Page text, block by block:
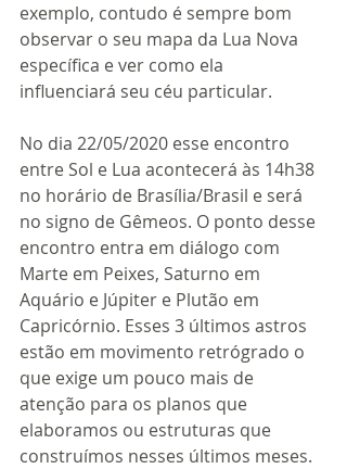
exemplo, contudo é sempre bom
observar o seu mapa da Lua Nova
específica e ver como ela
influenciará seu céu particular.
No dia 22/05/2020 esse encontro
entre Sol e Lua acontecerá às 14h38
no horário de Brasília/Brasil e será
no signo de Gêmeos. O ponto desse
encontro entra em diálogo com
Marte em Peixes, Saturno em
Aquário e Júpiter e Plutão em
Capricórnio. Esses 3 últimos astros
estão em movimento retrógrado o
que exige um pouco mais de
atenção para os planos que
elaboramos ou estruturas que
construímos nesses últimos meses.